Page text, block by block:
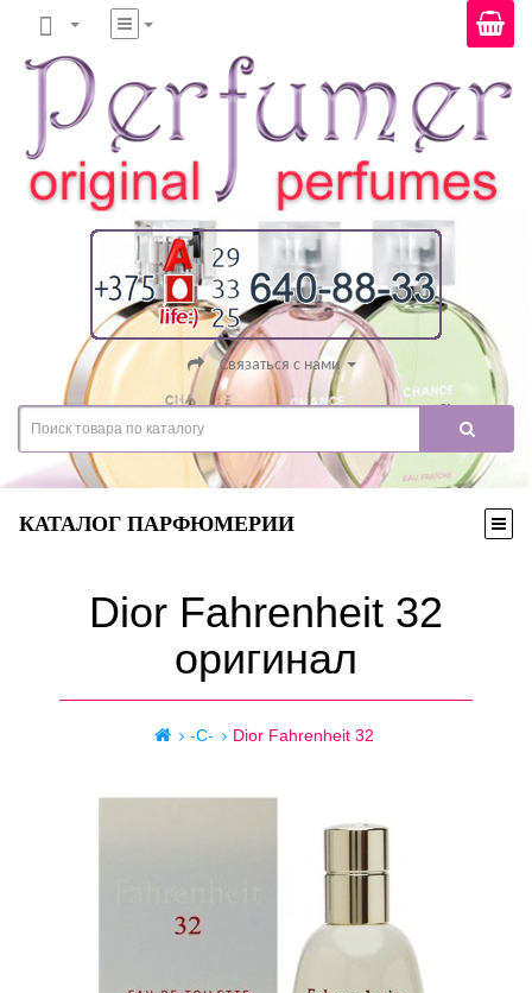
Связаться с нами
КАТАЛОГ ПАРФЮМЕРИИ
Dior Fahrenheit 32
оригинал
-C- Dior Fahrenheit 32